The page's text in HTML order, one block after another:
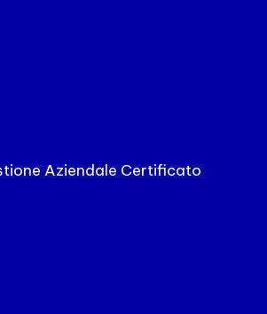
Aziendale Certificato